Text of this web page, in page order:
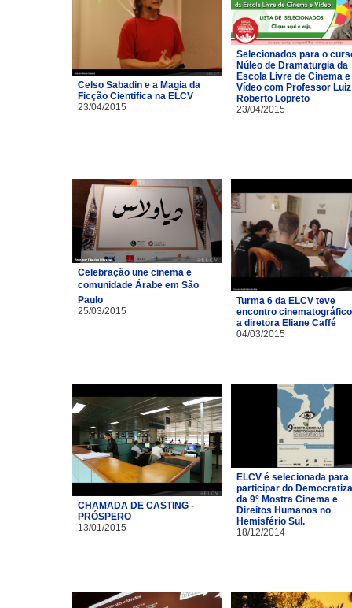
Celso Sabadin e a Magia da
Ficção Cientifica na ELCV
23/04/2015
Selecionados para o
Núleo de Dramaturgia da
Escola Livre de Cinema e
Vídeo com Professor Luiz
Roberto Lopreto
23/04/2015
Celebração une cinema e
comunidade Árabe em São
Paulo
25/03/2015
Turma 6 da ELCV teve
encontro
a diretora Eliane Caffé
04/03/2015
CHAMADA DE CASTING -
PRÓSPERO
13/01/2015
ELCV é selecionada para
participar do
da 9° Mostra Cinema e
Direitos Humanos no
Hemisfério Sul.
18/12/2014